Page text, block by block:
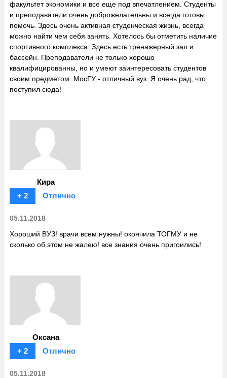
факультет экономики и все еще под впечатлением. Студенты
и преподаватели очень доброжелательны и всегда готовы
помочь. Здесь очень активная студенческая жизнь, всегда
можно найти чем себя занять. Хотелось бы отметить наличие
спортивного комплекса. Здесь есть тренажерный зал и
бассейн. Преподаватели не только хорошо
квалифицированны, но и умеют заинтересовать студентов
своим предметом. МосГУ - отличный вуз. Я очень рад, что
поступил сюда!
Кира
+ 2
Отлично
05.11.2018
Хороший ВУЗ! врачи всем нужны! окончила ТОГМУ и не
сколько об этом не жалею! все знания очень пригоились!
Оксана
+ 2
Отлично
05.11.2018